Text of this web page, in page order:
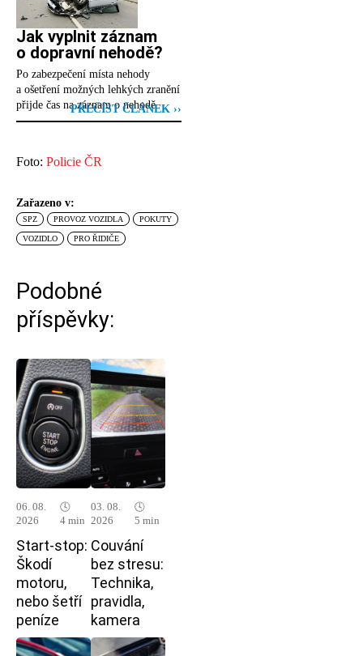
Jak vyplnit záznam
o dopravní nehodě?
Po zabezpečení místa nehody
a ošetření možných lehkých zranění
přijde čas na záznam o nehodě.
PŘEČÍST ČLÁNEK ››
Foto: Policie ČR
Zařazeno v:
SPZ PROVOZ VOZIDLA POKUTY
VOZIDLO PRO ŘIDIČE
Podobné
příspěvky:
06. 08.
2026
🕓
4 min
Start-stop:
Škodí
motoru,
nebo šetří
peníze
03. 08.
2026
🕓
5 min
Couvání
bez stresu:
Technika,
pravidla,
kamera